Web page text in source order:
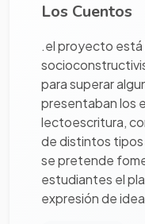
Los Cuentos
.el proyecto está
para superar
presentaban los
lectoescritura,
de distintos
se pretende
estudiantes el
expresión de